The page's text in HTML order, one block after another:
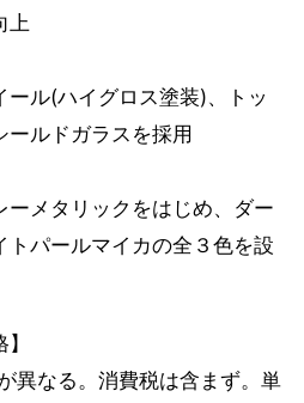
上
ル(ハイグロス塗装)、トッ
ールドガラスを採用
メタリックをはじめ、ダー
トパールマイカの全３色を設
異なる。消費税は含まず。単